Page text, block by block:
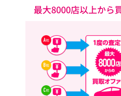
最大8000店以上から